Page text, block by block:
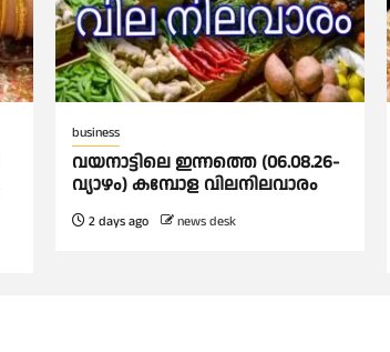
business
വയനാട്ടിലെ ഇന്നത്തെ (06.08.26-
വ്യാഴം) കമ്പോള വിലനിലവാരം
2 days ago news desk